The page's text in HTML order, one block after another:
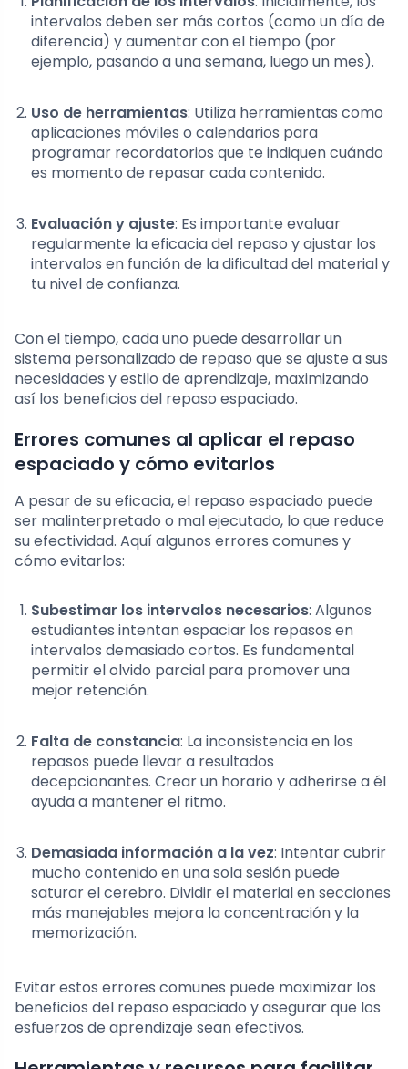
intervalos deben ser más cortos (como un día de
diferencia) y aumentar con el tiempo (por
ejemplo, pasando a una semana, luego un mes).
Uso de herramientas: Utiliza herramientas como
aplicaciones móviles o calendarios para
programar recordatorios que te indiquen cuándo
es momento de repasar cada contenido.
Evaluación y ajuste: Es importante evaluar
regularmente la eficacia del repaso y ajustar los
intervalos en función de la dificultad del material y
tu nivel de confianza.
Con el tiempo, cada uno puede desarrollar un
sistema personalizado de repaso que se ajuste a sus
necesidades y estilo de aprendizaje, maximizando
así los beneficios del repaso espaciado.
Errores comunes al aplicar el repaso
espaciado y cómo evitarlos
A pesar de su eficacia, el repaso espaciado puede
ser malinterpretado o mal ejecutado, lo que reduce
su efectividad. Aquí algunos errores comunes y
cómo evitarlos:
Subestimar los intervalos necesarios: Algunos
estudiantes intentan espaciar los repasos en
intervalos demasiado cortos. Es fundamental
permitir el olvido parcial para promover una
mejor retención.
Falta de constancia: La inconsistencia en los
repasos puede llevar a resultados
decepcionantes. Crear un horario y adherirse a él
ayuda a mantener el ritmo.
Demasiada información a la vez: Intentar cubrir
mucho contenido en una sola sesión puede
saturar el cerebro. Dividir el material en secciones
más manejables mejora la concentración y la
memorización.
Evitar estos errores comunes puede maximizar los
beneficios del repaso espaciado y asegurar que los
esfuerzos de aprendizaje sean efectivos.